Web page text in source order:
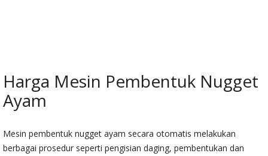
Harga Mesin Pembentuk Nugget
Ayam
Mesin pembentuk nugget ayam secara otomatis melakukan
berbagai prosedur seperti pengisian daging, pembentukan dan